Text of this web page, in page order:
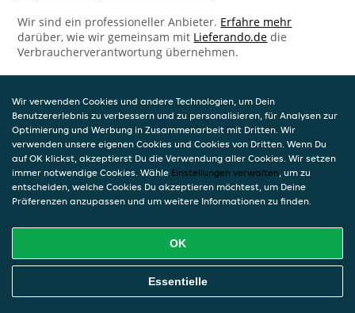
Wir sind ein professioneller Anbieter. Erfahre mehr
darüber, wie wir gemeinsam mit Lieferando.de die
Verbraucherverantwortung übernehmen.
Wir verwenden Cookies und andere Technologien, um Dein
Benutzererlebnis zu verbessern und zu personalisieren, für Analysen zur
Optimierung und Werbung in Zusammenarbeit mit Dritten. Wir
verwenden unsere eigenen Cookies und Cookies von Dritten. Wenn Du
auf OK klickst, akzeptierst Du die Verwendung aller Cookies. Wir setzen
immer notwendige Cookies. Wähle Einstellungen verwalten, um zu
entscheiden, welche Cookies Du akzeptieren möchtest, um Deine
Präferenzen anzupassen und um weitere Informationen zu finden.
OK
Essentielle